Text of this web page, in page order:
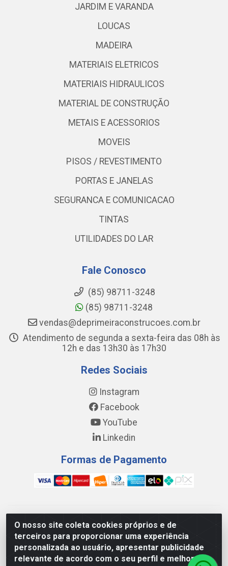
O nosso site coleta cookies próprios e de
terceiros para proporcionar uma experiência
personalizada ao usuário, apresentar publicidade
relevante de acordo com o seu perfil e melhorar a
JARDIM E VARANDA
LOUCAS
MADEIRA
MATERIAIS ELETRICOS
MATERIAIS HIDRAULICOS
MATERIAL DE CONSTRUÇÃO
METAIS E ACESSORIOS
MOVEIS
PISOS / REVESTIMENTO
PORTAS E JANELAS
SEGURANCA E COMUNICACAO
TINTAS
UTILIDADES DO LAR
Fale Conosco
(85) 98711-3248
(85) 98711-3248
vendas@deprimeiraconstrucoes.com.br
Atendimento de segunda a sexta-feira das 08h às
12h e das 13h30 às 17h30
Redes Sociais
Instagram
Facebook
YouTube
Linkedin
Formas de Pagamento
WING DISTRIBUIDORA COMÉRCIO E LOGÍSTICA DE MATERIAL
DE CONSTRUÇÕES LTDA - AV. DA INTEGRAÇÃO, 790 -
PATRÍCIA GOMES, CAUCAIA/CE - CEP 61.604-505 - CNPJ
17.523.384/0001-20